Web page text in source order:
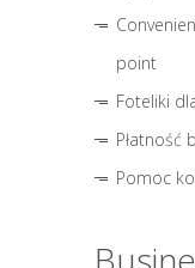
point
Foteliki
Płatność
Pomoc